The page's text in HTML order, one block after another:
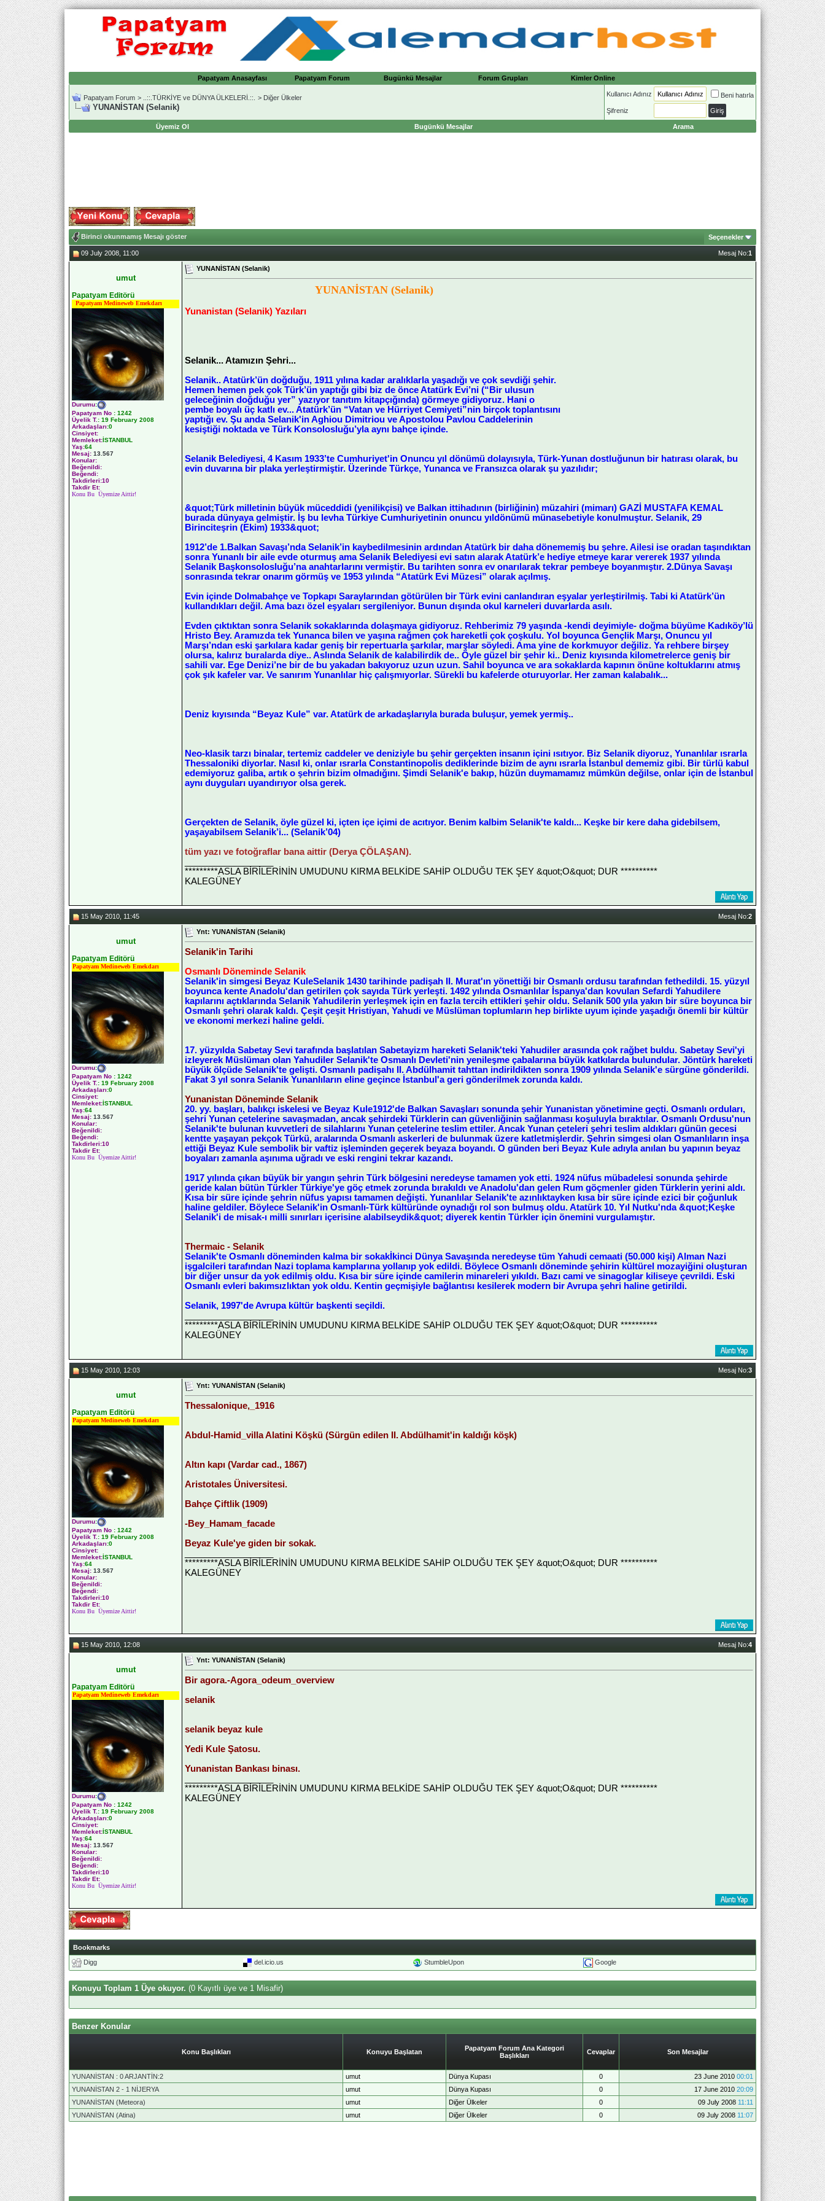
Papatyam Anasayfası Papatyam Forum Bugünkü Mesajlar Forum Grupları Kimler Online
Papatyam Forum > ..::.TÜRKİYE ve DÜNYA ÜLKELERİ.::. > Diğer Ülkeler
YUNANİSTAN (Selanik)
Kullanıcı Adınız Beni hatırla
Şifreniz
Üyemiz Ol Bugünkü Mesajlar Arama
Birinci okunmamış Mesajı göster Seçenekler
09 July 2008, 11:00 Mesaj No:1
umut
Papatyam Editörü
Papatyam Medineweb Emekdarı
Durumu:
Papatyam No : 1242
Üyelik T.: 19 February 2008
Arkadaşları:0
Cinsiyet:
Memleket:İSTANBUL
Yaş:64
Mesaj: 13.567
Konular:
Beğenildi:
Beğendi:
Takdirleri:10
Takdir Et:
Konu Bu Üyemize Aittir!
YUNANİSTAN (Selanik)
YUNANİSTAN (Selanik)
Yunanistan (Selanik) Yazıları
Selanik... Atamızın Şehri...
Selanik.. Atatürk’ün doğduğu, 1911 yılına kadar aralıklarla yaşadığı ve çok sevdiği şehir.
Hemen hemen pek çok Türk’ün yaptığı gibi biz de önce Atatürk Evi’ni (“Bir ulusun
geleceğinin doğduğu yer” yazıyor tanıtım kitapçığında) görmeye gidiyoruz. Hani o
pembe boyalı üç katlı ev... Atatürk’ün “Vatan ve Hürriyet Cemiyeti”nin birçok toplantısını
yaptığı ev. Şu anda Selanik'in Aghiou Dimitriou ve Apostolou Pavlou Caddelerinin
kesiştiği noktada ve Türk Konsolosluğu’yla aynı bahçe içinde.
Selanik Belediyesi, 4 Kasım 1933’te Cumhuriyet'in Onuncu yıl dönümü dolayısıyla, Türk-Yunan dostluğunun bir hatırası olarak, bu
evin duvarına bir plaka yerleştirmiştir. Üzerinde Türkçe, Yunanca ve Fransızca olarak şu yazılıdır;
&quot;Türk milletinin büyük müceddidi (yenilikçisi) ve Balkan ittihadının (birliğinin) müzahiri (mimarı) GAZİ MUSTAFA KEMAL
burada dünyaya gelmiştir. İş bu levha Türkiye Cumhuriyetinin onuncu yıldönümü münasebetiyle konulmuştur. Selanik, 29
Birinciteşrin (Ekim) 1933&quot;
1912’de 1.Balkan Savaşı’nda Selanik’in kaybedilmesinin ardından Atatürk bir daha dönememiş bu şehre. Ailesi ise oradan taşındıktan
sonra Yunanlı bir aile evde oturmuş ama Selanik Belediyesi evi satın alarak Atatürk’e hediye etmeye karar vererek 1937 yılında
Selanik Başkonsolosluğu’na anahtarlarını vermiştir. Bu tarihten sonra ev onarılarak tekrar pembeye boyanmıştır. 2.Dünya Savaşı
sonrasında tekrar onarım görmüş ve 1953 yılında “Atatürk Evi Müzesi” olarak açılmış.
Evin içinde Dolmabahçe ve Topkapı Saraylarından götürülen bir Türk evini canlandıran eşyalar yerleştirilmiş. Tabi ki Atatürk’ün
kullandıkları değil. Ama bazı özel eşyaları sergileniyor. Bunun dışında okul karneleri duvarlarda asılı.
Evden çıktıktan sonra Selanik sokaklarında dolaşmaya gidiyoruz. Rehberimiz 79 yaşında -kendi deyimiyle- doğma büyüme Kadıköy’lü
Hristo Bey. Aramızda tek Yunanca bilen ve yaşına rağmen çok hareketli çok çoşkulu. Yol boyunca Gençlik Marşı, Onuncu yıl
Marşı’ndan eski şarkılara kadar geniş bir repertuarla şarkılar, marşlar söyledi. Ama yine de korkmuyor değiliz. Ya rehbere birşey
olursa, kalırız buralarda diye.. Aslında Selanik de kalabilirdik de.. Öyle güzel bir şehir ki.. Deniz kıyısında kilometrelerce geniş bir
sahili var. Ege Denizi’ne bir de bu yakadan bakıyoruz uzun uzun. Sahil boyunca ve ara sokaklarda kapının önüne koltuklarını atmış
çok şık kafeler var. Ve sanırım Yunanlılar hiç çalışmıyorlar. Sürekli bu kafelerde oturuyorlar. Her zaman kalabalık...
Deniz kıyısında “Beyaz Kule” var. Atatürk de arkadaşlarıyla burada buluşur, yemek yermiş..
Neo-klasik tarzı binalar, tertemiz caddeler ve deniziyle bu şehir gerçekten insanın içini ısıtıyor. Biz Selanik diyoruz, Yunanlılar ısrarla
Thessaloniki diyorlar. Nasıl ki, onlar ısrarla Constantinopolis dediklerinde bizim de aynı ısrarla İstanbul dememiz gibi. Bir türlü kabul
edemiyoruz galiba, artık o şehrin bizim olmadığını. Şimdi Selanik'e bakıp, hüzün duymamamız mümkün değilse, onlar için de İstanbul
aynı duyguları uyandırıyor olsa gerek.
Gerçekten de Selanik, öyle güzel ki, içten içe içimi de acıtıyor. Benim kalbim Selanik'te kaldı... Keşke bir kere daha gidebilsem,
yaşayabilsem Selanik’i... (Selanik’04)
tüm yazı ve fotoğraflar bana aittir (Derya ÇÖLAŞAN).
*********ASLA BİRİLERİNİN UMUDUNU KIRMA BELKİDE SAHİP OLDUĞU TEK ŞEY &quot;O&quot; DUR **********
KALEGÜNEY
15 May 2010, 11:45 Mesaj No:2
umut
Papatyam Editörü
Papatyam Medineweb Emekdarı
Durumu:
Papatyam No : 1242
Üyelik T.: 19 February 2008
Arkadaşları:0
Cinsiyet:
Memleket:İSTANBUL
Yaş:64
Mesaj: 13.567
Konular:
Beğenildi:
Beğendi:
Takdirleri:10
Takdir Et:
Konu Bu Üyemize Aittir!
Ynt: YUNANİSTAN (Selanik)
Selanik'in Tarihi
Osmanlı Döneminde Selanik
Selanik'in simgesi Beyaz KuleSelanik 1430 tarihinde padişah II. Murat'ın yönettiği bir Osmanlı ordusu tarafından fethedildi. 15. yüzyıl
boyunca kente Anadolu'dan getirilen çok sayıda Türk yerleşti. 1492 yılında Osmanlılar İspanya'dan kovulan Sefardi Yahudilere
kapılarını açtıklarında Selanik Yahudilerin yerleşmek için en fazla tercih ettikleri şehir oldu. Selanik 500 yıla yakın bir süre boyunca bir
Osmanlı şehri olarak kaldı. Çeşit çeşit Hristiyan, Yahudi ve Müslüman toplumların hep birlikte uyum içinde yaşadığı önemli bir kültür
ve ekonomi merkezi haline geldi.
17. yüzyılda Sabetay Sevi tarafında başlatılan Sabetayizm hareketi Selanik'teki Yahudiler arasında çok rağbet buldu. Sabetay Sevi'yi
izleyerek Müslüman olan Yahudiler Selanik'te Osmanlı Devleti'nin yenileşme çabalarına büyük katkılarda bulundular. Jöntürk hareketi
büyük ölçüde Selanik'te gelişti. Osmanlı padişahı II. Abdülhamit tahttan indirildikten sonra 1909 yılında Selanik'e sürgüne gönderildi.
Fakat 3 yıl sonra Selanik Yunanlıların eline geçince İstanbul'a geri gönderilmek zorunda kaldı.
Yunanistan Döneminde Selanik
20. yy. başları, balıkçı iskelesi ve Beyaz Kule1912'de Balkan Savaşları sonunda şehir Yunanistan yönetimine geçti. Osmanlı orduları,
şehri Yunan çetelerine savaşmadan, ancak şehirdeki Türklerin can güvenliğinin sağlanması koşuluyla bıraktılar. Osmanlı Ordusu'nun
Selanik'te bulunan kuvvetleri de silahlarını Yunan çetelerine teslim ettiler. Ancak Yunan çeteleri şehri teslim aldıkları günün gecesi
kentte yaşayan pekçok Türkü, aralarında Osmanlı askerleri de bulunmak üzere katletmişlerdir. Şehrin simgesi olan Osmanlıların inşa
ettiği Beyaz Kule sembolik bir vaftiz işleminden geçerek beyaza boyandı. O günden beri Beyaz Kule adıyla anılan bu yapının beyaz
boyaları zamanla aşınıma uğradı ve eski rengini tekrar kazandı.
1917 yılında çıkan büyük bir yangın şehrin Türk bölgesini neredeyse tamamen yok etti. 1924 nüfus mübadelesi sonunda şehirde
geride kalan bütün Türkler Türkiye'ye göç etmek zorunda bırakıldı ve Anadolu'dan gelen Rum göçmenler giden Türklerin yerini aldı.
Kısa bir süre içinde şehrin nüfus yapısı tamamen değişti. Yunanlılar Selanik'te azınlıktayken kısa bir süre içinde ezici bir çoğunluk
haline geldiler. Böylece Selanik'in Osmanlı-Türk kültüründe oynadığı rol son bulmuş oldu. Atatürk 10. Yıl Nutku'nda &quot;Keşke
Selanik'i de misak-ı milli sınırları içerisine alabilseydik&quot; diyerek kentin Türkler için önemini vurgulamıştır.
Thermaic - Selanik
Selanik'te Osmanlı döneminden kalma bir sokakİkinci Dünya Savaşında neredeyse tüm Yahudi cemaati (50.000 kişi) Alman Nazi
işgalcileri tarafından Nazi toplama kamplarına yollanıp yok edildi. Böylece Osmanlı döneminde şehirin kültürel mozayiğini oluşturan
bir diğer unsur da yok edilmiş oldu. Kısa bir süre içinde camilerin minareleri yıkıldı. Bazı cami ve sinagoglar kiliseye çevrildi. Eski
Osmanlı evleri bakımsızlıktan yok oldu. Kentin geçmişiyle bağlantısı kesilerek modern bir Avrupa şehri haline getirildi.
Selanik, 1997'de Avrupa kültür başkenti seçildi.
*********ASLA BİRİLERİNİN UMUDUNU KIRMA BELKİDE SAHİP OLDUĞU TEK ŞEY &quot;O&quot; DUR **********
KALEGÜNEY
15 May 2010, 12:03 Mesaj No:3
umut
Papatyam Editörü
Papatyam Medineweb Emekdarı
Durumu:
Papatyam No : 1242
Üyelik T.: 19 February 2008
Arkadaşları:0
Cinsiyet:
Memleket:İSTANBUL
Yaş:64
Mesaj: 13.567
Konular:
Beğenildi:
Beğendi:
Takdirleri:10
Takdir Et:
Konu Bu Üyemize Aittir!
Ynt: YUNANİSTAN (Selanik)
Thessalonique,_1916
Abdul-Hamid_villa Alatini Köşkü (Sürgün edilen II. Abdülhamit'in kaldığı köşk)
Altın kapı (Vardar cad., 1867)
Aristotales Üniversitesi.
Bahçe Çiftlik (1909)
-Bey_Hamam_facade
Beyaz Kule'ye giden bir sokak.
*********ASLA BİRİLERİNİN UMUDUNU KIRMA BELKİDE SAHİP OLDUĞU TEK ŞEY &quot;O&quot; DUR **********
KALEGÜNEY
15 May 2010, 12:08 Mesaj No:4
umut
Papatyam Editörü
Papatyam Medineweb Emekdarı
Durumu:
Papatyam No : 1242
Üyelik T.: 19 February 2008
Arkadaşları:0
Cinsiyet:
Memleket:İSTANBUL
Yaş:64
Mesaj: 13.567
Konular:
Beğenildi:
Beğendi:
Takdirleri:10
Takdir Et:
Konu Bu Üyemize Aittir!
Ynt: YUNANİSTAN (Selanik)
Bir agora.-Agora_odeum_overview
selanik
selanik beyaz kule
Yedi Kule Şatosu.
Yunanistan Bankası binası.
*********ASLA BİRİLERİNİN UMUDUNU KIRMA BELKİDE SAHİP OLDUĞU TEK ŞEY &quot;O&quot; DUR **********
KALEGÜNEY
Bookmarks
Digg
del.icio.us StumbleUpon Google
Konuyu Toplam 1 Üye okuyor. (0 Kayıtlı üye ve 1 Misafir)
Benzer Konular
Konu Başlıkları Konuyu Başlatan
Papatyam Forum Ana Kategori
Başlıkları
Cevaplar Son Mesajlar
YUNANİSTAN : 0 ARJANTİN:2 umut Dünya Kupası 0 23 June 2010 00:01
YUNANİSTAN 2 - 1 NİJERYA
umut Dünya Kupası 0 17 June 2010 20:09
YUNANİSTAN (Meteora)
umut Diğer Ülkeler 0 09 July 2008 11:11
YUNANİSTAN (Atina)
umut Diğer Ülkeler 0 09 July 2008 11:07